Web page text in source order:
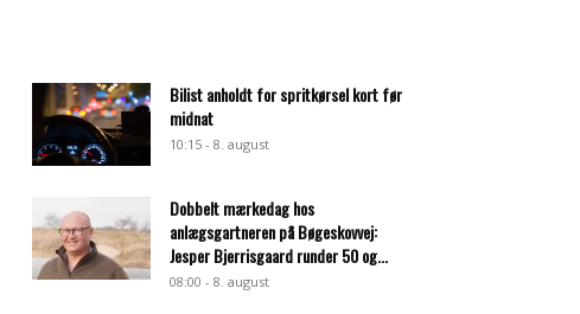
Bilist anholdt for spritkørsel kort før
midnat
10:15 - 8. august
Dobbelt mærkedag hos
anlægsgartneren på Bøgeskovvej:
Jesper Bjerrisgaard runder 50 og...
08:00 - 8. august